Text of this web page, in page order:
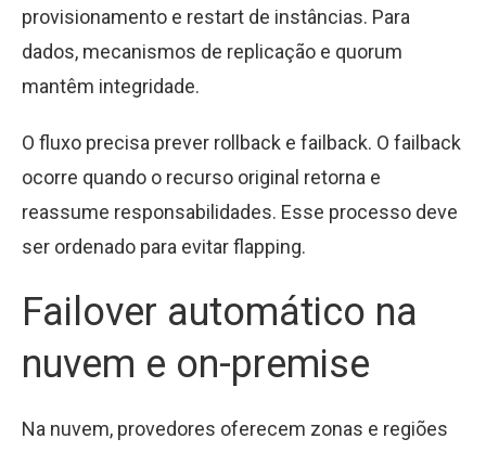
provisionamento e restart de instâncias. Para
dados, mecanismos de replicação e quorum
mantêm integridade.
O fluxo precisa prever rollback e failback. O failback
ocorre quando o recurso original retorna e
reassume responsabilidades. Esse processo deve
ser ordenado para evitar flapping.
Failover automático na
nuvem e on-premise
Na nuvem, provedores oferecem zonas e regiões